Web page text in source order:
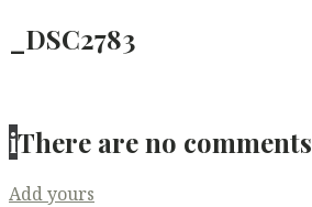
_DSC2783
iThere are no comments
Add yours